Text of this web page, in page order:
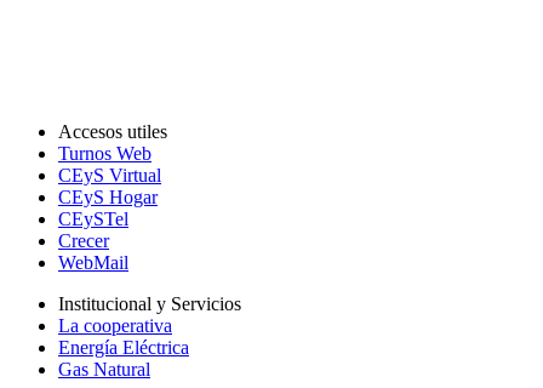
Accesos utiles
Turnos Web
CEyS Virtual
CEyS Hogar
CEySTel
Crecer
WebMail
Institucional y Servicios
La cooperativa
Energía Eléctrica
Gas Natural